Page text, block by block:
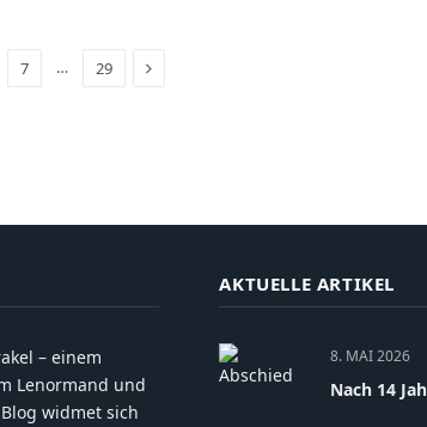
7 … 29 Next
– einem
Lenormand und
widmet sich
AKTUELLE ARTIKEL
8. MAI 2026
Nach 14